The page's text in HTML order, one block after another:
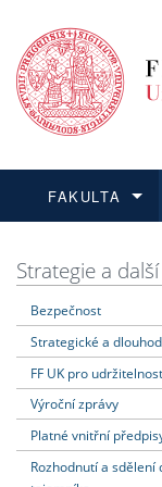
FAKULTA
Dozvědět se více
Podat přihlášku
Dozvědět se více
Dozvědět se více
Dozvědět se více
Strategie a
Bezpečnost
Strategické a
FF UK pro udržitelnost
Výroční zprávy
Platné vnitřní
Rozhodnutí a